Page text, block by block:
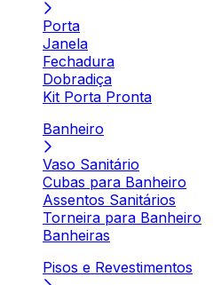
Porta
Janela
Fechadura
Dobradiça
Kit Porta Pronta
Banheiro
Vaso Sanitário
Cubas para Banheiro
Assentos Sanitários
Torneira para Banheiro
Banheiras
Pisos e Revestimentos